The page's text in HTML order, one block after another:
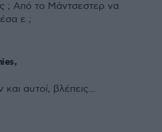
; Από το Μάντσεστερ να
ε ;
αυτοί, βλέπεις...